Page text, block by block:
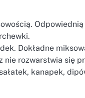
Dokładne
rozwarstwia się
kanapek,